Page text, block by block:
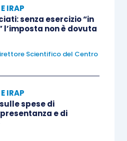
imponibile.
dovuto nel caso di specie,
aveva agito quale
aveva fornito in concreto
si era limitata ad addebitare
volta addebitatole dal
IRAP
senza esercizio “in
non è dovuta
Scientifico del Centro
IRAP
spese di
e di